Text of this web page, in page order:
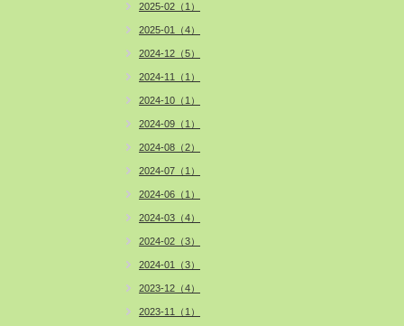
2025-02（1）
2025-01（4）
2024-12（5）
2024-11（1）
2024-10（1）
2024-09（1）
2024-08（2）
2024-07（1）
2024-06（1）
2024-03（4）
2024-02（3）
2024-01（3）
2023-12（4）
2023-11（1）